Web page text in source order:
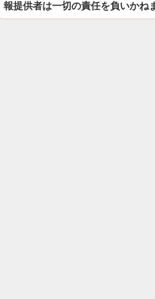
報提供者は一切の責任を負いかね